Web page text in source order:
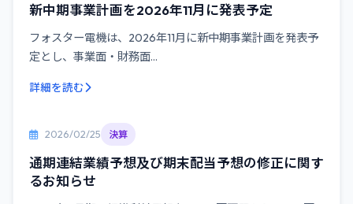
新中期事業計画を2026年11月に発表予定
フォスター電機は、2026年11月に新中期事業計画を発表予
定とし、事業面・財務面...
詳細を読む
2026/02/25 決算
通期連結業績予想及び期末配当予想の修正に関す
るお知らせ